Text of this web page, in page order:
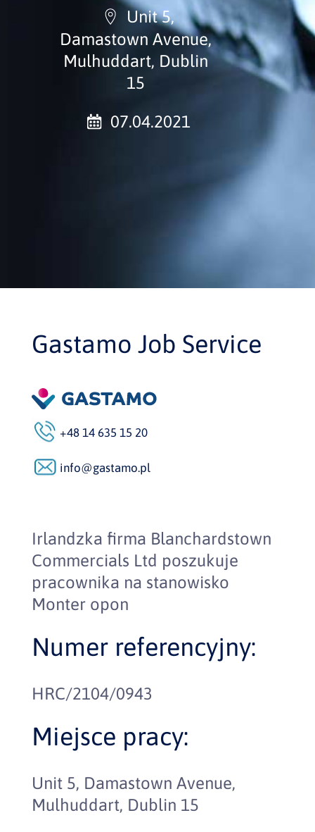
Unit 5,
Damastown Avenue,
Mulhuddart, Dublin
15
07.04.2021
Gastamo Job Service
+48 14 635 15 20
info@gastamo.pl
Irlandzka firma Blanchardstown
Commercials Ltd poszukuje
pracownika na stanowisko
Monter opon
Numer referencyjny:
HRC/2104/0943
Miejsce pracy:
Unit 5, Damastown Avenue,
Mulhuddart, Dublin 15